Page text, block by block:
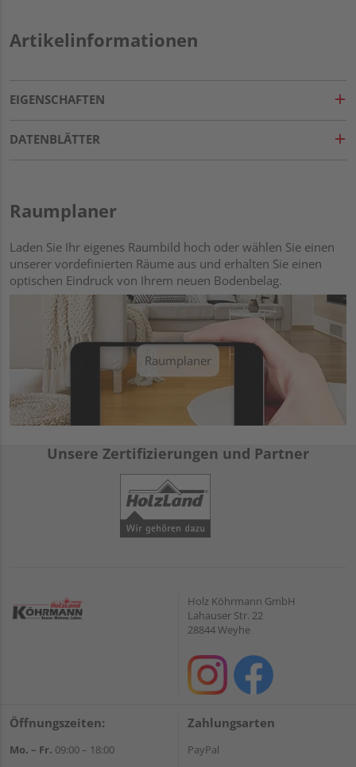
Artikelinformationen
EIGENSCHAFTEN
DATENBLÄTTER
Raumplaner
Laden Sie Ihr eigenes Raumbild hoch oder wählen Sie einen
unserer vordefinierten Räume aus und erhalten Sie einen
optischen Eindruck von Ihrem neuen Bodenbelag.
Raumplaner
Unsere Zertifizierungen und Partner
Holz Köhrmann GmbH
Lahauser Str. 22
28844 Weyhe
Öffnungszeiten:
Mo. – Fr. 09:00 – 18:00
Zahlungsarten
PayPal